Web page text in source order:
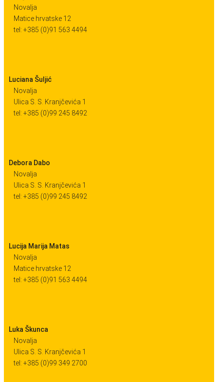
Novalja
Matice hrvatske 12
tel: +385 (0)91 563 4494
Luciana Šuljić
Novalja
Ulica S. S. Kranjčevića 1
tel: +385 (0)99 245 8492
Debora Dabo
Novalja
Ulica S. S. Kranjčevića 1
tel: +385 (0)99 245 8492
Lucija Marija Matas
Novalja
Matice hrvatske 12
tel: +385 (0)91 563 4494
Luka Škunca
Novalja
Ulica S. S. Kranjčevića 1
tel: +385 (0)99 349 2700